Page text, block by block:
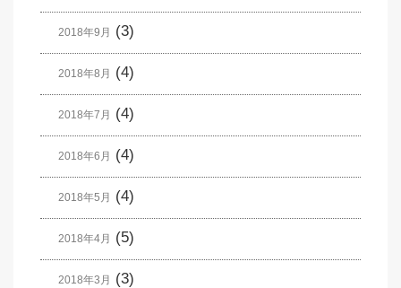
2018年9月 (3)
2018年8月 (4)
2018年7月 (4)
2018年6月 (4)
2018年5月 (4)
2018年4月 (5)
2018年3月 (3)